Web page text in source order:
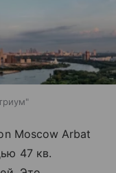
Moscow Arbat
47 кв.